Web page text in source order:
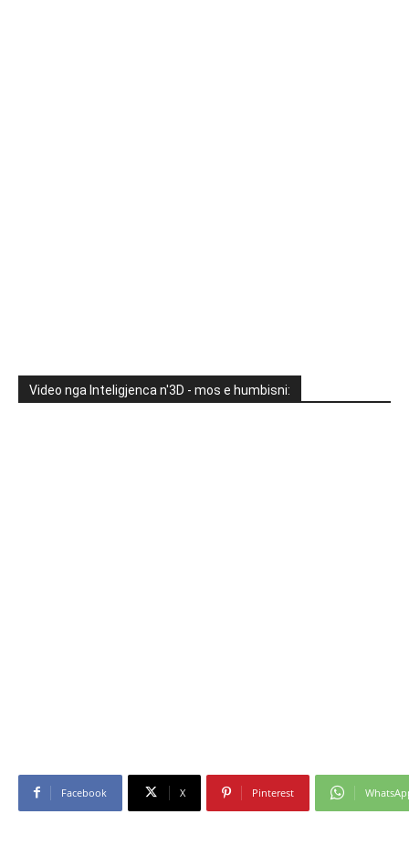
Video nga Inteligjenca n'3D - mos e humbisni:
Facebook X Pinterest